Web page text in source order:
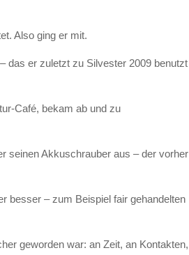
Also ging er mit.
das er zuletzt zu Silvester 2009 benutzt
Café, bekam ab und zu
seinen Akkuschrauber aus – der vorher
besser – zum Beispiel fair gehandelten
geworden war: an Zeit, an Kontakten,